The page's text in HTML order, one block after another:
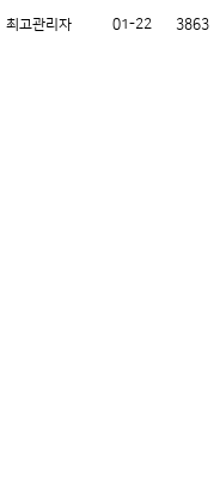
최고관리자 01-22 3863